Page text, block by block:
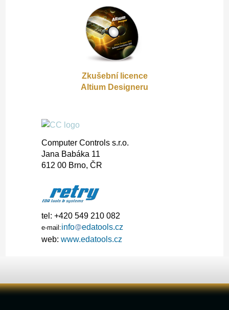
Zkušební licence
Altium Designeru
Computer Controls s.r.o.
Jana Babáka 11
612 00 Brno, ČR
tel: +420 549 210 082
e-mail:info
edatools.cz
web:www.edatools.cz